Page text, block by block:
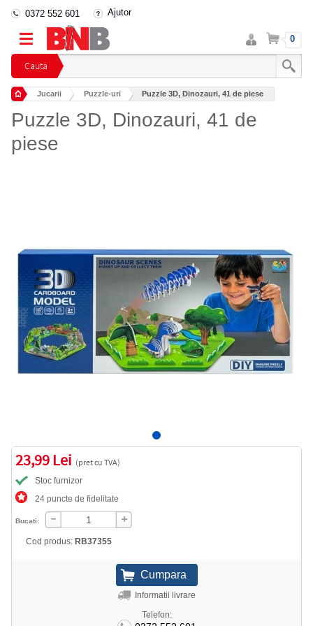
Cauta
0372 552 601 Ajutor
Intra
in
cont
Cos 0
Jucarii Puzzle-uri Puzzle 3D, Dinozauri, 41 de piese
Puzzle 3D, Dinozauri, 41 de
piese
23,99 Lei (pret cu TVA)
Stoc furnizor
24 puncte de fidelitate
Bucati:
Cod produs: RB37355
Informatii livrare
Telefon: